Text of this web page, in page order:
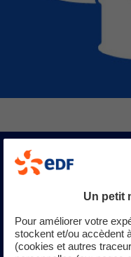
Solutions
Pour chacune des
découvrez les
Un petit
Pour améliorer votre
stockent et/ou accèdent
(cookies et autres